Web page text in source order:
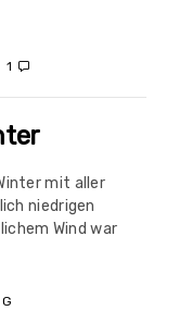
1
mit aller
niedrigen
Wind war